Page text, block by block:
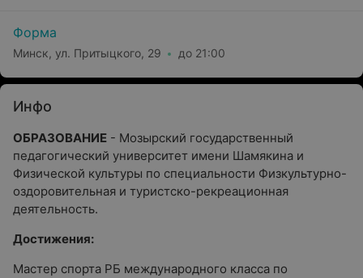
Форма
Минск, ул. Притыцкого, 29 до 21:00
Инфо
ОБРАЗОВАНИЕ - Мозырский государственный
педагогический университет имени Шамякина и
Физической культуры по специальности Физкультурно-
оздоровительная и туристско-рекреационная
деятельность.
Достижения:
Мастер спорта РБ международного класса по